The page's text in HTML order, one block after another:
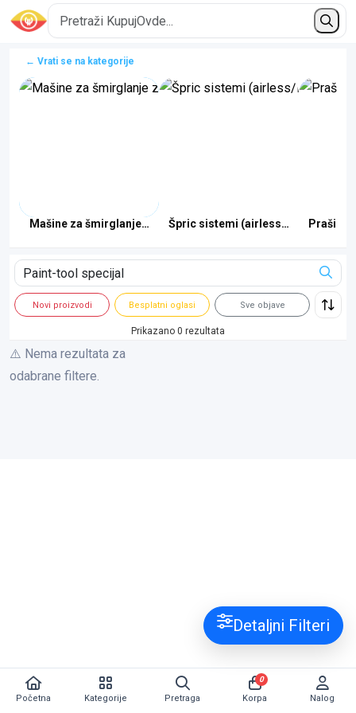
← Vrati se na kategorije
Mašine za šmirglanje zidovaŠpric sistemi (airless/HVLP)Prašina
Novi proizvodi Besplatni oglasi Sve objave
Prikazano 0 rezultata
⚠️ Nema rezultata za
odabrane filtere.
Detaljni Filteri
Početna Kategorije Pretraga Korpa
0
Nalog